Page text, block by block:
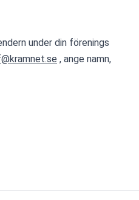
under din förenings
, ange namn,